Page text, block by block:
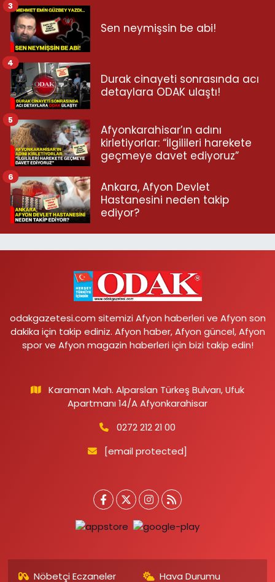
Sen neymişsin be abi!
3
Durak cinayeti sonrasında acı
detaylara ODAK ulaştı!
4
Afyonkarahisar’ın adını
kirletiyorlar: “İlgilileri harekete
geçmeye davet ediyoruz”
5
Ankara, Afyon Devlet
Hastanesini neden takip
ediyor?
6
odakgazetesi.com sitemizi Afyon haberleri ve Afyon son
dakika için takip ediniz. Afyon haber, Afyon güncel, Afyon
spor ve Afyon magazin haberleri için bizi takip edin!
Karaman Mah. Alparslan Türkeş Bulvarı, Ufuk
Apartmanı 14/A Afyonkarahisar
0272 212 21 00
[email protected]
Nöbetçi Eczaneler Hava Durumu